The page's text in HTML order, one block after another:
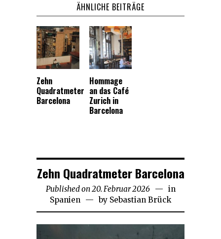
ÄHNLICHE BEITRÄGE
Zehn
Quadratmeter
Barcelona
Hommage
an das Café
Zurich in
Barcelona
Zehn Quadratmeter Barcelona
Published on20. Februar 202621.
Februar
2026
in
Spanien
by Sebastian Brück